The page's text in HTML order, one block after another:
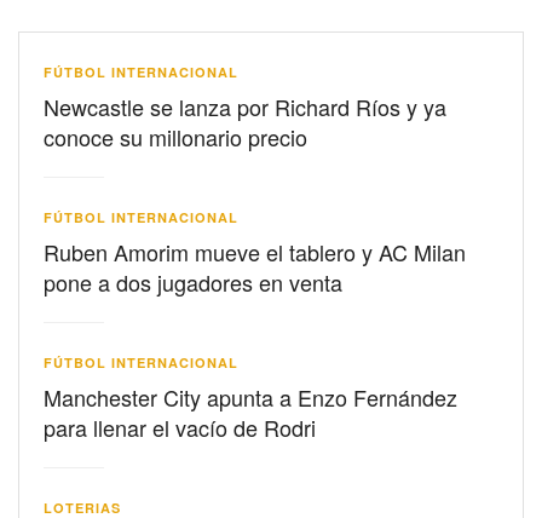
FÚTBOL INTERNACIONAL
Newcastle se lanza por Richard Ríos y ya
conoce su millonario precio
FÚTBOL INTERNACIONAL
Ruben Amorim mueve el tablero y AC Milan
pone a dos jugadores en venta
FÚTBOL INTERNACIONAL
Manchester City apunta a Enzo Fernández
para llenar el vacío de Rodri
LOTERIAS